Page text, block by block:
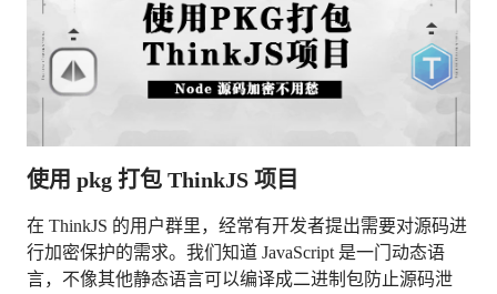
使用 pkg 打包 ThinkJS 项目
在 ThinkJS 的用户群里，经常有开发者提出需要对源码进
行加密保护的需求。我们知道 JavaScript 是一门动态语
言，不像其他静态语言可以编译成二进制包防止源码泄